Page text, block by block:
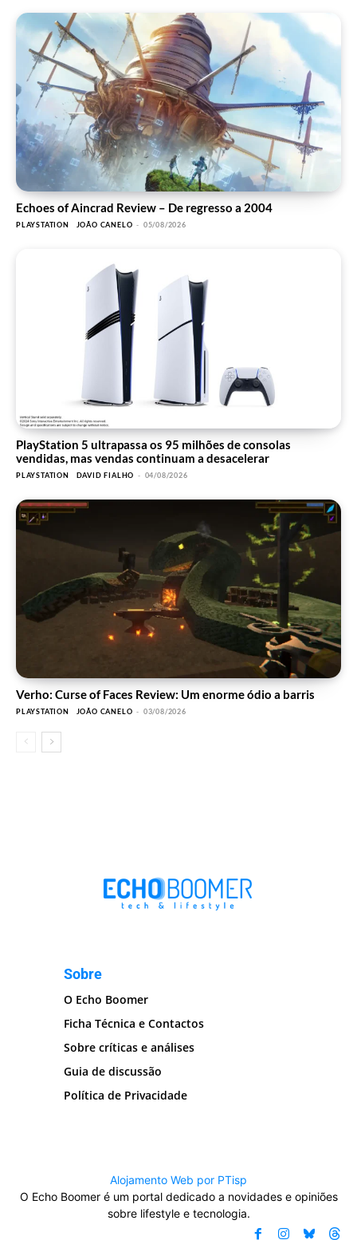
Echoes of Aincrad Review – De regresso a 2004
PLAYSTATION JOÃO CANELO - 05/08/2026
PlayStation 5 ultrapassa os 95 milhões de consolas
vendidas, mas vendas continuam a desacelerar
PLAYSTATION DAVID FIALHO - 04/08/2026
Verho: Curse of Faces Review: Um enorme ódio a barris
PLAYSTATION JOÃO CANELO - 03/08/2026
Sobre
O Echo Boomer
Ficha Técnica e Contactos
Sobre críticas e análises
Guia de discussão
Política de Privacidade
Alojamento Web por PTisp
O Echo Boomer é um portal dedicado a novidades e opiniões
sobre lifestyle e tecnologia.